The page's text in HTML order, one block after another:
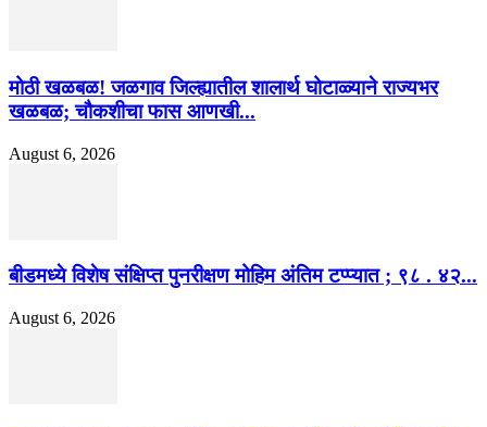
मोठी खळबळ! जळगाव जिल्ह्यातील शालार्थ घोटाळ्याने राज्यभर
खळबळ; चौकशीचा फास आणखी...
August 6, 2026
बीडमध्ये विशेष संक्षिप्त पुनरीक्षण मोहिम अंतिम टप्प्यात ; ९८ . ४२...
August 6, 2026